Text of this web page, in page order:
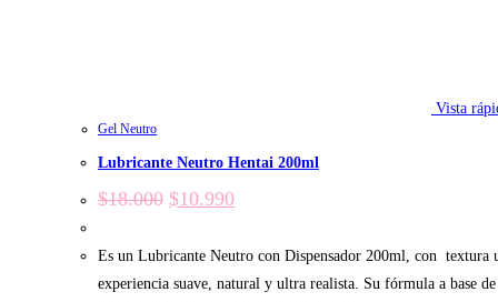
Vista
Gel Neutro
Lubricante Neutro Hentai 200ml
$18.000 El
era:
$18.000.
$10.990El
es:
$10.990.
Es un Lubricante Neutro con Dispensador 200ml, con textura
experiencia suave, natural y ultra realista. Su fórmula a base